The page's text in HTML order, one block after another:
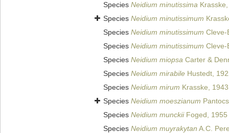
Species Neidium minutissima
Species Neidium minutissimum
Species Neidium minutissimum Cleve-
Species Neidium minutissimum Cleve-
Species Neidium miopsa Carter &
Species Neidium mirabile Hustedt,
Species Neidium mirum Krasske, 1943
Species Neidium moeszianum
Species Neidium munckiiFoged, 1955
Species Neidium muyrakytan A.C.